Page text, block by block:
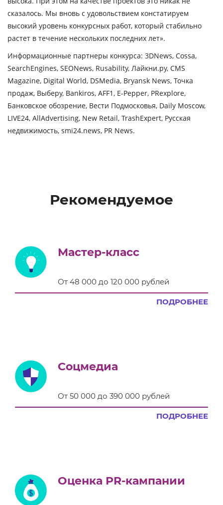
сказалось. Мы вновь с удовольствием констатируем
высокий уровень конкурсных работ, который стабильно
растет в течение нескольких последних лет».
Информационные партнеры конкурса: 3DNews, Cossa,
SearchEngines, SEONews, Rusability, Лайкни.ру, CMS
Magazine, Digital World, DSMedia, Bryansk News, Точка
продаж, Выберу, Bankiros, AFF1, E-Pepper, PRexplore,
Банковское обозрение, Вести Подмосковья, Daily Moscow,
LIVE24, AllAdvertising, New Retail, TrashExpert, Русская
недвижимость, smi24.news, PR News.
Рекомендуемое
Мастер-класс
От 48 000 до 120 000 рублей
ПОДРОБНЕЕ
Соцмедиа
От 50 000 до 390 000 рублей
ПОДРОБНЕЕ
Оценка PR-кампании